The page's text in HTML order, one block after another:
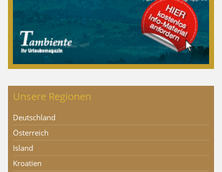
Unsere Regionen
Deutschland
Österreich
Island
Kroatien